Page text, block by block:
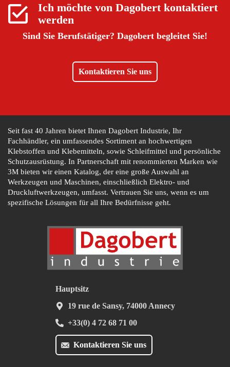
Ich möchte von Dagobertkontaktiert
werden
Sind Sie Berufstätiger? Dagobert begleitet Sie!
Kontaktieren Sie uns
Seit fast 40 Jahren bietet Ihnen Dagobert Industrie, Ihr
Fachhändler, ein umfassendes Sortiment an hochwertigen
Klebstoffen und Klebemitteln, sowie Schleifmittel und persönliche
Schutzausrüstung. In Partnerschaft mit renommierten Marken wie
3M bieten wir einen Katalog, der eine große Auswahl an
Werkzeugen und Maschinen, einschließlich Elektro- und
Druckluftwerkzeugen, umfasst. Vertrauen Sie uns, wenn es um
spezifische Lösungen für all Ihre Bedürfnisse geht.
Kontaktieren Sie uns
Hauptsitz
19 rue de Sansy, 74000 Annecy
+33(0) 4 72 68 71 00